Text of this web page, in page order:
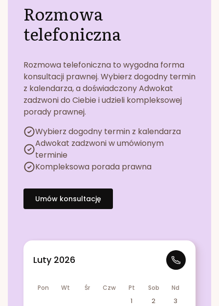
Rozmowa
telefoniczna
Rozmowa telefoniczna to wygodna forma
konsultacji prawnej. Wybierz dogodny termin
z kalendarza, a doświadczony Adwokat
zadzwoni do Ciebie i udzieli kompleksowej
porady prawnej.
Wybierz dogodny termin z kalendarza
Adwokat zadzwoni w umówionym
terminie
Kompleksowa porada prawna
Umów konsultację
Luty 2026
Pon Wt Śr Czw Pt Sob Nd
1 2
3